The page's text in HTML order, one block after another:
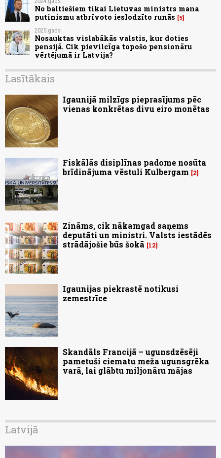
No baltiešiem tikai Lietuvas ministrs mana
putinismu atbrīvoto ieslodzīto runās
5
2025.gads
Nosauktas vislabākās valstis, kur doties
pensijā. Cik pievilcīga topošo pensionāru
vērtējumā ir Latvija?
Lasītākais
Igaunijā milzīgs pieprasījums pēc
vienas konkrētas divu eiro monētas
Fiskālās disiplīnas padome nosūta
brīdinājuma vēstuli Kulbergam
2
Zināms, cik nākamgad saņems
deputāti un ministri. Valsts iestādēs
strādājošie būs šokā
12
Igaunijas piekrastē notikusi
zemestrīce
Skandāls Francijā – ugunsdzēsēji
pametuši ciematu meža ugunsgrēka
varā, lai glābtu miljonāru mājas
Latvijā